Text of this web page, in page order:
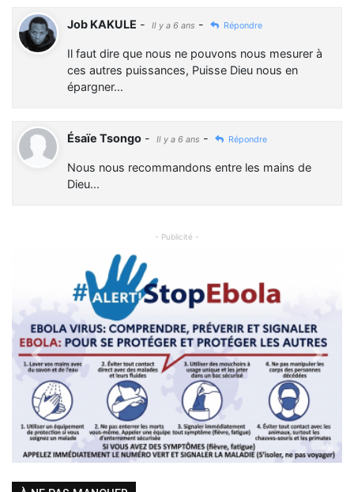
Job KAKULE - Il y a 6 ans - Répondre
Il faut dire que nous ne pouvons nous mesurer à
ces autres puissances, Puisse Dieu nous en
épargner...
Ésaïe Tsongo - Il y a 6 ans - Répondre
Nous nous recommandons entre les mains de
Dieu...
- Publicité -
Previous Next